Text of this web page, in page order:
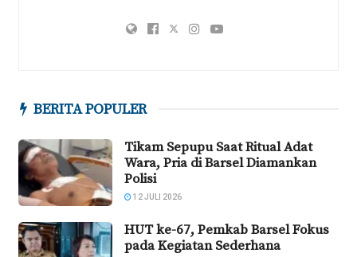
BERITA POPULER
Tikam Sepupu Saat Ritual Adat
Wara, Pria di Barsel Diamankan
Polisi
12 JULI 2026
HUT ke-67, Pemkab Barsel Fokus
pada Kegiatan Sederhana